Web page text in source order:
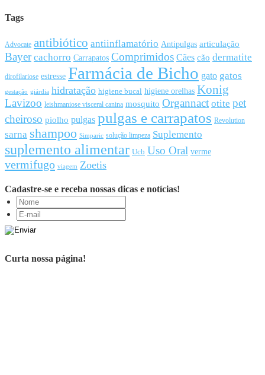
Tags
Advocate antibiótico antiinflamatório Antipulgas articulação
Bayer cachorro Carrapatos Comprimidos Cães cão dermatite
dirofilariose estresse Farmácia de Bicho gato gatos
gestação giárdia hidratação higiene bucal higiene orelhas Konig
Lavizoo leishmaniose visceral canina mosquito Organnact otite pet
cheiroso piolho pulgas pulgas e carrapatos Revolution
sarna shampoo Simparic solução limpeza Suplemento
suplemento alimentar Ucb Uso Oral verme
vermifugo viagem Zoetis
Cadastre-se e receba nossas dicas e notícias!
Curta nossa página!